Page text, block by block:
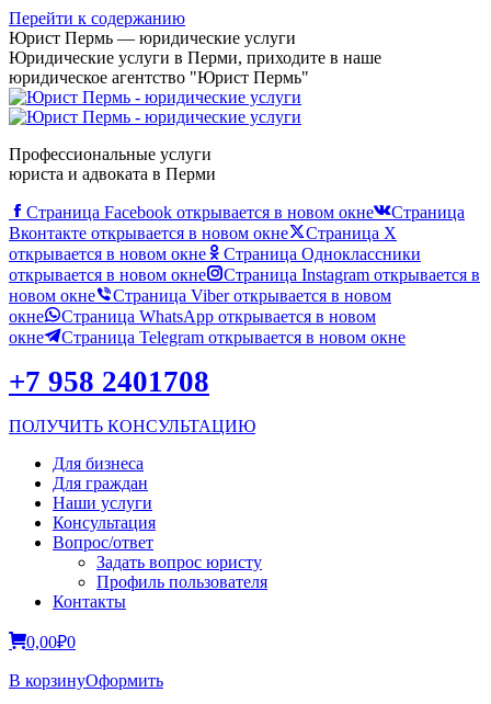
Перейти к содержанию
Юрист Пермь — юридические услуги
Юридические услуги в Перми, приходите в наше
юридическое агентство "Юрист Пермь"
Профессиональные услуги
юриста и адвоката в Перми
Страница Facebook открывается в новом окне
Страница
Вконтакте открывается в новом окне
Страница X
открывается в новом окне
Страница Одноклассники
открывается в новом окне
Страница Instagram открывается в
новом окне
Страница Viber открывается в новом
окне
Страница WhatsApp открывается в новом
окне
Страница Telegram открывается в новом окне
+7 958 2401708
ПОЛУЧИТЬ КОНСУЛЬТАЦИЮ
Для бизнеса
Для граждан
Наши услуги
Консультация
Вопрос/ответ
Задать вопрос юристу
Профиль пользователя
Контакты
0,00₽0
В корзинуОформить